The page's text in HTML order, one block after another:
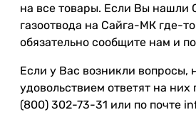
на все товары. Если Вы нашли
газоотвода на Сайга-МК где-
обязательно сообщите нам и
Если у Вас возникли
удовольствием ответят на них
(800) 302-73-31 или по почте